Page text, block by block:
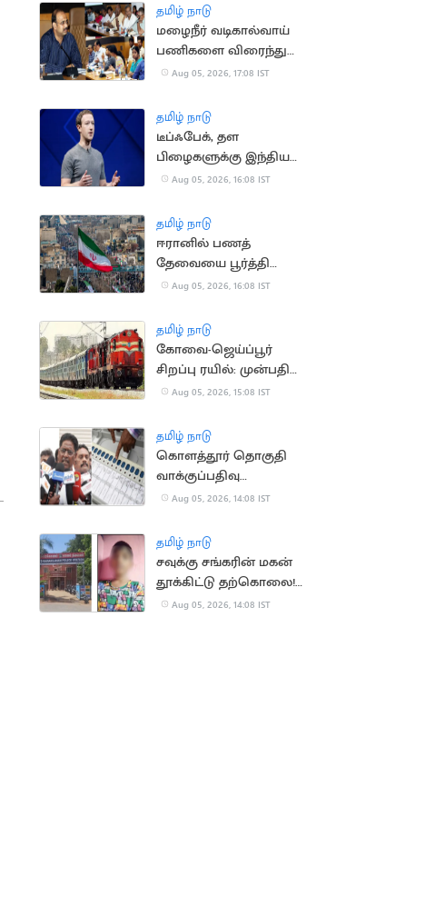
தமிழ் நாடு
மழைநீர் வடிகால்வாய்
பணிகளை விரைந்து
முடிக்க உத்தரவு
Aug 05, 2026, 17:08 IST
தமிழ் நாடு
டீப்ஃபேக், தள
பிழைகளுக்கு இந்திய
அரசிடம் மன்னிப்பு
Aug 05, 2026, 16:08 IST
தமிழ் நாடு
ஈரானில் பணத்
தேவையை பூர்த்தி
செய்ய திண்டாடும்
Aug 05, 2026, 16:08 IST
தமிழ் நாடு
கோவை-ஜெய்ப்பூர்
சிறப்பு ரயில்: முன்பதிவு
நாளை தொடக்கம்
Aug 05, 2026, 15:08 IST
தமிழ் நாடு
கொளத்தூர் தொகுதி
வாக்குப்பதிவு
இயந்திரங்கள்
நிறைவு
Aug 05, 2026, 14:08 IST
தமிழ் நாடு
சவுக்கு சங்கரின் மகன்
தூக்கிட்டு தற்கொலை!
காரணம் என்ன?
Aug 05, 2026, 14:08 IST